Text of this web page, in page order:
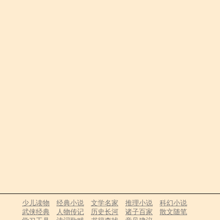
少儿读物 经典小说 文学名家 推理小说
科幻小说
武侠经典
人物传记 历史长河 诸子百家
散文随笔